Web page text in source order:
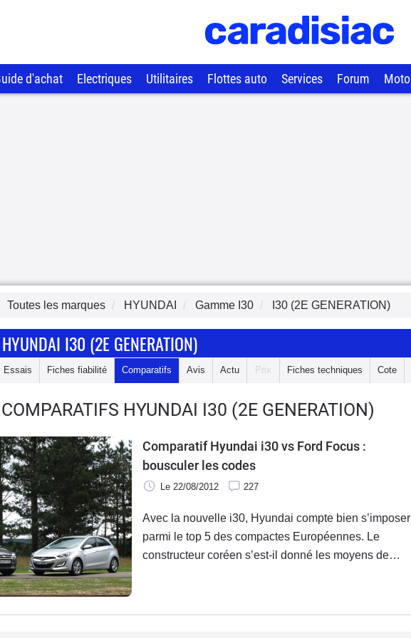
d'achat Electriques Utilitaires Flottes auto Services Forum Moto
Toutes les marques HYUNDAI Gamme I30 I30 (2E GENERATION)
HYUNDAI I30 (2E GENERATION)
Essais Fiches fiabilité Comparatifs Avis Actu Prix Fiches techniques Cote
HYUNDAI I30 (2E GENERATION)
Comparatif Hyundai i30 vs Ford Focus :
bousculer les codes
Le 22/08/2012 227
Avec la nouvelle i30, Hyundai compte bien s’imposer
parmi le top 5 des compactes Européennes. Le
constructeur coréen s’est-il donné les moyens de